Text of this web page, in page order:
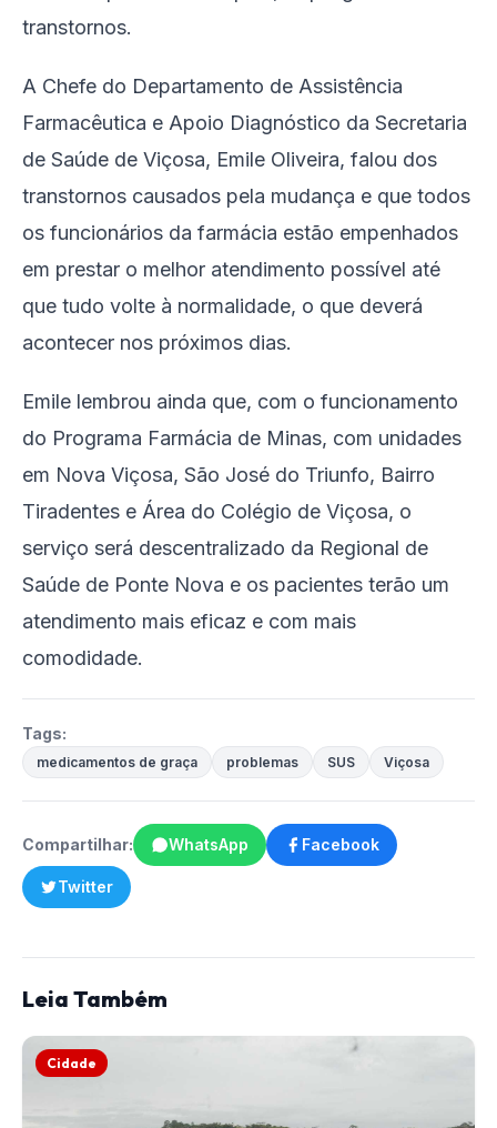
transtornos.
A Chefe do Departamento de Assistência
Farmacêutica e Apoio Diagnóstico da Secretaria
de Saúde de Viçosa, Emile Oliveira, falou dos
transtornos causados pela mudança e que todos
os funcionários da farmácia estão empenhados
em prestar o melhor atendimento possível até
que tudo volte à normalidade, o que deverá
acontecer nos próximos dias.
Emile lembrou ainda que, com o funcionamento
do Programa Farmácia de Minas, com unidades
em Nova Viçosa, São José do Triunfo, Bairro
Tiradentes e Área do Colégio de Viçosa, o
serviço será descentralizado da Regional de
Saúde de Ponte Nova e os pacientes terão um
atendimento mais eficaz e com mais
comodidade.
Tags:
medicamentos de graça problemas SUS Viçosa
Compartilhar: WhatsApp Facebook
Twitter
Leia Também
Cidade